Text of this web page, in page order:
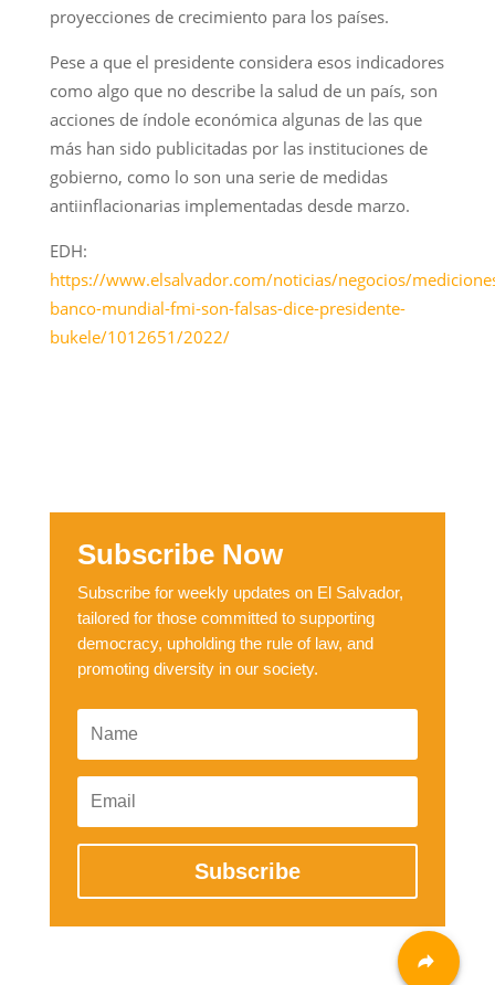
proyecciones de crecimiento para los países.
Pese a que el presidente considera esos indicadores
como algo que no describe la salud de un país, son
acciones de índole económica algunas de las que
más han sido publicitadas por las instituciones de
gobierno, como lo son una serie de medidas
antiinflacionarias implementadas desde marzo.
EDH:
https://www.elsalvador.com/noticias/negocios/
banco-mundial-fmi-son-falsas-dice-presidente-
bukele/1012651/2022/
Subscribe Now
Subscribe for weekly updates on El Salvador,
tailored for those committed to supporting
democracy, upholding the rule of law, and
promoting diversity in our society.
Subscribe